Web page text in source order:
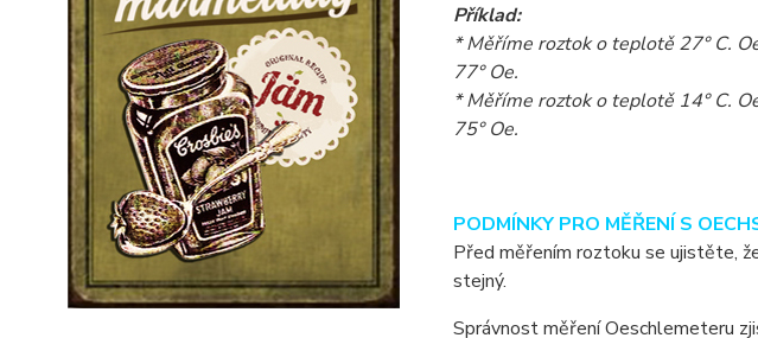
Příklad:
* Měříme roztok o teplotě 27° C.
77° Oe.
* Měříme roztok o teplotě 14° C.
75° Oe.
PODMÍNKY PRO MĚŘENÍ S
Před měřením roztoku se ujistěte,
stejný.
Správnost měření Oeschlemeteru